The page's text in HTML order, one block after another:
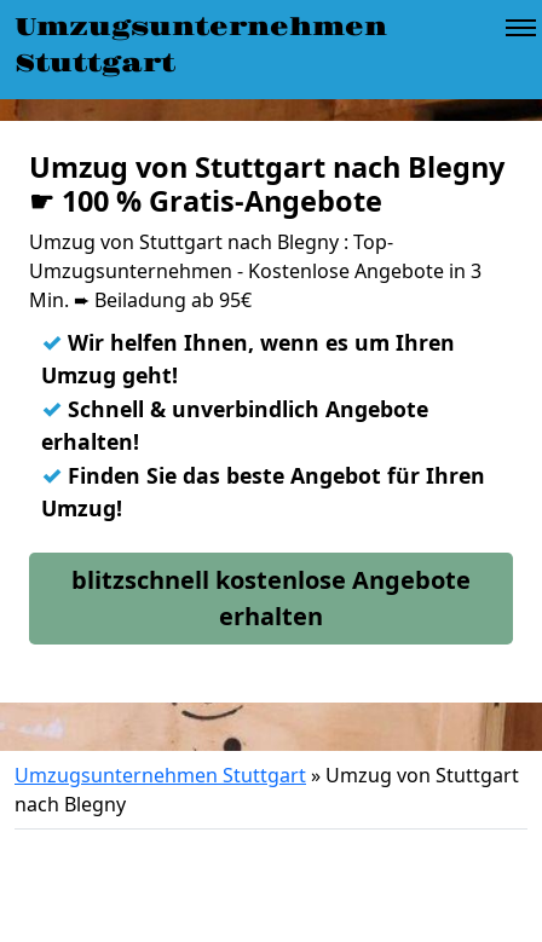
Umzugsunternehmen
Stuttgart
Umzug von Stuttgart nach Blegny
☛ 100 % Gratis-Angebote
Umzug von Stuttgart nach Blegny : Top-
Umzugsunternehmen - Kostenlose Angebote in 3
Min. ➨ Beiladung ab 95€
✓ Wir helfen Ihnen, wenn es um Ihren
Umzug geht!
✓ Schnell & unverbindlich Angebote
erhalten!
✓ Finden Sie das beste Angebot für Ihren
Umzug!
blitzschnell kostenlose Angebote
erhalten
Umzugsunternehmen Stuttgart» Umzug von Stuttgart
nach Blegny